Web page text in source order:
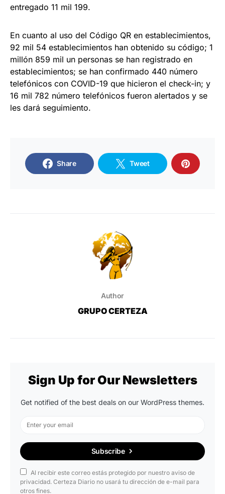
entregado 11 mil 199.
En cuanto al uso del Código QR en establecimientos,
92 mil 54 establecimientos han obtenido su código; 1
millón 859 mil un personas se han registrado en
establecimientos; se han confirmado 440 número
telefónicos con COVID-19 que hicieron el check-in; y
16 mil 782 número telefónicos fueron alertados y se
les dará seguimiento.
Share Tweet
Author
GRUPO CERTEZA
Sign Up for Our Newsletters
Get notified of the best deals on our WordPress themes.
Subscribe
Al recibir este correo estás protegido por nuestro aviso de
privacidad. Certeza Diario no usará tu dirección de e-mail para
otros fines.